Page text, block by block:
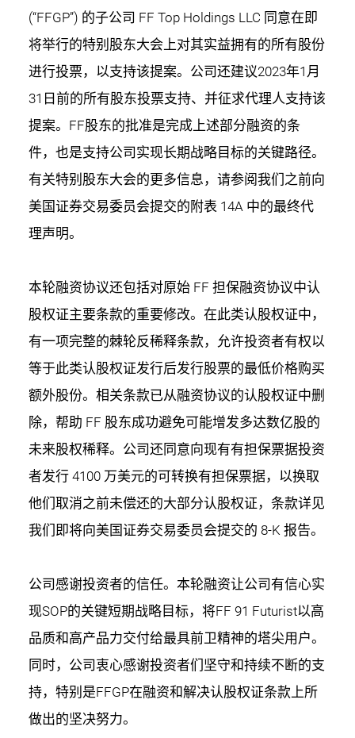
(“FFGP”) 的子公司 FF Top Holdings LLC 同意在即
将举行的特别股东大会上对其实益拥有的所有股份
进行投票，以支持该提案。公司还建议2023年1月
31日前的所有股东投票支持、并征求代理人支持该
提案。FF股东的批准是完成上述部分融资的条
件，也是支持公司实现长期战略目标的关键路径。
有关特别股东大会的更多信息，请参阅我们之前向
美国证券交易委员会提交的附表 14A 中的最终代
理声明。
本轮融资协议还包括对原始 FF 担保融资协议中认
股权证主要条款的重要修改。在此类认股权证中，
有一项完整的棘轮反稀释条款，允许投资者有权以
等于此类认股权证发行后发行股票的最低价格购买
额外股份。相关条款已从融资协议的认股权证中删
除，帮助 FF 股东成功避免可能增发多达数亿股的
未来股权稀释。公司还同意向现有有担保票据投资
者发行 4100 万美元的可转换有担保票据，以换取
他们取消之前未偿还的大部分认股权证，条款详见
我们即将向美国证券交易委员会提交的 8-K 报告。
公司感谢投资者的信任。本轮融资让公司有信心实
现SOP的关键短期战略目标，将FF 91 Futurist以高
品质和高产品力交付给最具前卫精神的塔尖用户。
同时，公司衷心感谢投资者们坚守和持续不断的支
持，特别是FFGP在融资和解决认股权证条款上所
做出的坚决努力。